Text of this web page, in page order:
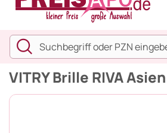
VITRY Brille RIVA